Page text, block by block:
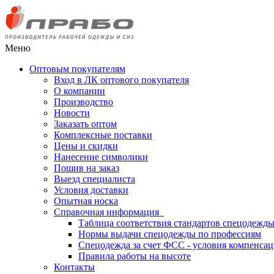
Меню
Оптовым покупателям
Вход в ЛК оптового покупателя
О компании
Производство
Новости
Заказать оптом
Комплексные поставки
Цены и скидки
Нанесение символики
Пошив на заказ
Выезд специалиста
Условия доставки
Опытная носка
Справочная информация
Таблица соответствия стандартов спецодежды
Нормы выдачи спецодежды по профессиям
Спецодежда за счет ФСС - условия
Правила работы на высоте
Контакты